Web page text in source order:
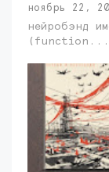
ноябрь 22,
нейробэнд
(function...